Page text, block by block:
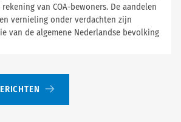
van COA-bewoners. De aandelen
vernieling onder verdachten zijn
van de algemene Nederlandse bevolking